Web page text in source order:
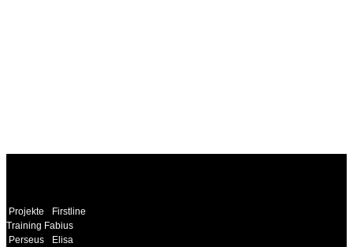
Projekte
Firstline
Training Fabius
Perseus
Elisa